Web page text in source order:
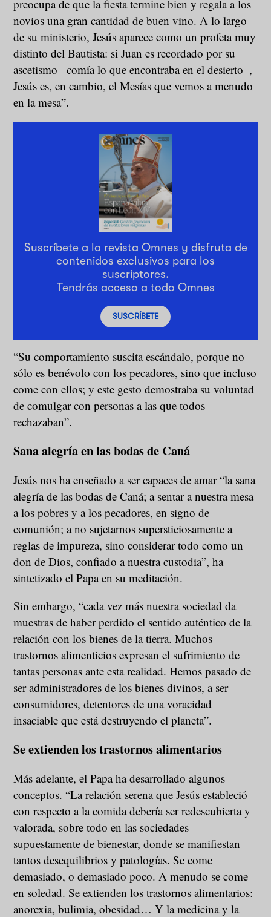
preocupa de que la fiesta termine bien y regala a los
novios una gran cantidad de buen vino. A lo largo
de su ministerio, Jesús aparece como un profeta muy
distinto del Bautista: si Juan es recordado por su
ascetismo –comía lo que encontraba en el desierto–,
Jesús es, en cambio, el Mesías que vemos a menudo
en la mesa”.
Suscríbete a la revista Omnes y disfruta de
contenidos exclusivos para los
suscriptores.
Tendrás acceso a todo Omnes
SUSCRÍBETE
“Su comportamiento suscita escándalo, porque no
sólo es benévolo con los pecadores, sino que incluso
come con ellos; y este gesto demostraba su voluntad
de comulgar con personas a las que todos
rechazaban”.
Sana alegría en las bodas de Caná
Jesús nos ha enseñado a ser capaces de amar “la sana
alegría de las bodas de Caná; a sentar a nuestra mesa
a los pobres y a los pecadores, en signo de
comunión; a no sujetarnos supersticiosamente a
reglas de impureza, sino considerar todo como un
don de Dios, confiado a nuestra custodia”, ha
sintetizado el Papa en su meditación.
Sin embargo, “cada vez más nuestra sociedad da
muestras de haber perdido el sentido auténtico de la
relación con los bienes de la tierra. Muchos
trastornos alimenticios expresan el sufrimiento de
tantas personas ante esta realidad. Hemos pasado de
ser administradores de los bienes divinos, a ser
consumidores, detentores de una voracidad
insaciable que está destruyendo el planeta”.
Se extienden los trastornos alimentarios
Más adelante, el Papa ha desarrollado algunos
conceptos. “La relación serena que Jesús estableció
con respecto a la comida debería ser redescubierta y
valorada, sobre todo en las sociedades
supuestamente de bienestar, donde se manifiestan
tantos desequilibrios y patologías. Se come
demasiado, o demasiado poco. A menudo se come
en soledad. Se extienden los trastornos alimentarios:
anorexia, bulimia, obesidad… Y la medicina y la